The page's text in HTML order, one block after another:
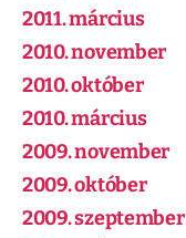
2011. március
2010. november
2010. október
2010. március
2009. november
2009. október
2009. szeptember